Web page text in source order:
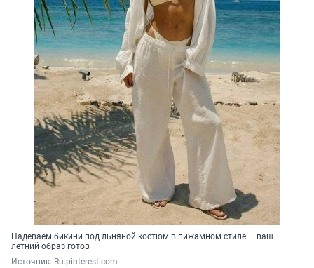
Надеваем бикини под льняной костюм в пижамном стиле — ваш
летний образ готов
Источник: Ru.pinterest.com